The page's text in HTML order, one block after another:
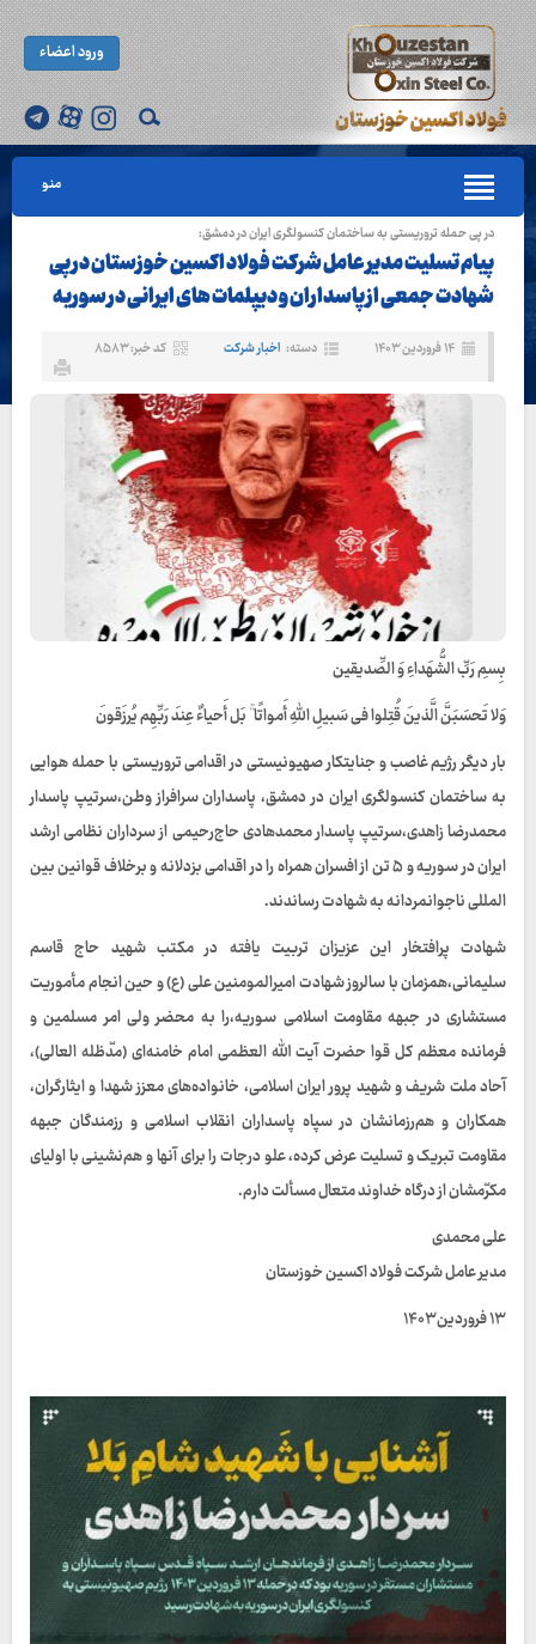
ورود اعضاء
منو
در پی حمله تروریستی به ساختمان کنسولگری ایران در دمشق:
پیام تسلیت مدیر عامل شرکت فولاد اکسین خوزستان در پی
شهادت جمعی از پاسداران و دیپلمات های ایرانی در سوریه
۱۴ فروردین ۱۴۰۳ دسته: اخبار شرکت کد خبر: ۸۵۸۳
بِسمِ رَبِّ الشُّهَداءِ وَ الصِّدیقین
وَلا تَحسَبَنَّ الَّذینَ قُتِلوا فی سَبیلِ اللَّهِ أَمواتًا ۚ بَل أَحیاءٌ عِندَ رَبِّهِم یُرزَقونَ
بار دیگر رژیم غاصب و جنایتکار صهیونیستی در اقدامی تروریستی با حمله هوایی
به ساختمان کنسولگری ایران در دمشق، پاسداران سرافراز وطن،سرتیپ پاسدار
محمدرضا زاهدی،سرتیپ پاسدار محمدهادی حاج‌رحیمی از سرداران نظامی ارشد
ایران در سوریه و ۵ تن از افسران همراه را در اقدامی بزدلانه و برخلاف قوانين بین
المللی ناجوانمردانه به شهادت رساندند.
شهادت پرافتخار این عزیزان تربیت یافته در مکتب شهید حاج قاسم
سلیمانی،همزمان با سالروز شهادت امیرالمومنین علی (ع) و حین انجام مأموریت
مستشاری در جبهه مقاومت اسلامی سوریه،را به محضر ولی امر مسلمین و
فرمانده معظم کل قوا حضرت آیت الله العظمی امام خامنه‌ای (مدّظله العالی)،
آحاد ملت شریف و شهید پرور ایران اسلامی، خانواده‌های معزز شهدا و ایثارگران،
همکاران و هم‌رزمانشان در سپاه پاسداران انقلاب اسلامی و رزمندگان جبهه
مقاومت تبریک و تسلیت عرض کرده، علو درجات را برای آنها و هم‌نشینی با اولیای
مکرّمشان از درگاه خداوند متعال مسألت دارم.
علی محمدی
مدیر عامل شرکت فولاد اکسین خوزستان
۱۳ فروردین ۱۴۰۳